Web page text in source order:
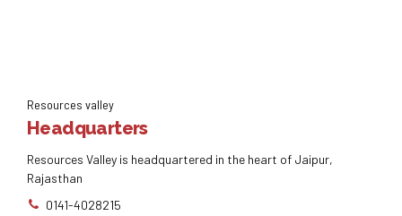
Resources valley
Headquarters
Resources Valley is headquartered in the heart of Jaipur,
Rajasthan
0141-4028215